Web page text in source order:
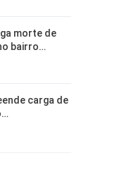
morte de
bairro…
carga de